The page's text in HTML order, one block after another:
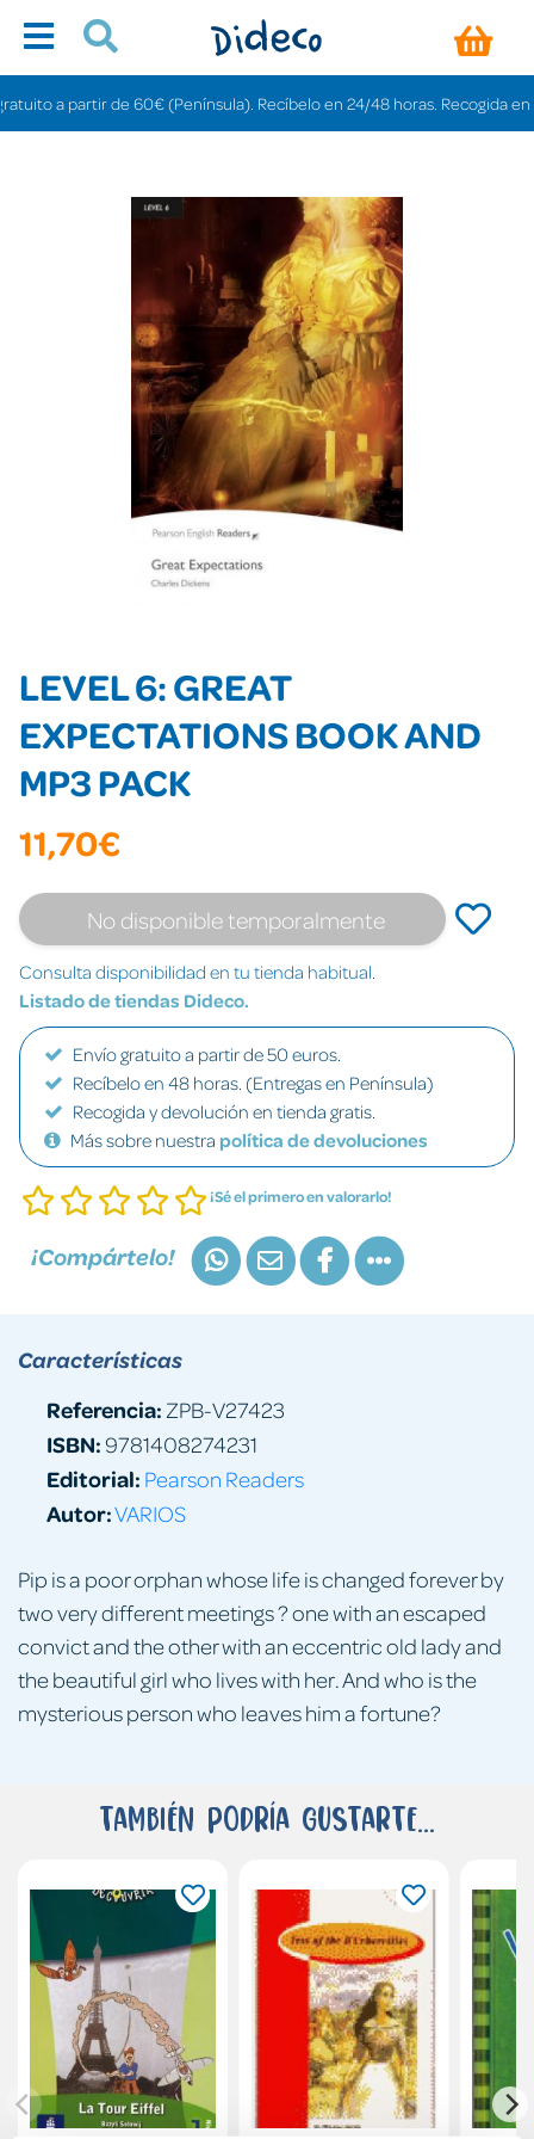
a partir de 60€ (Península). Recíbelo en 24/48 horas. Recogida en
LEVEL 6: GREAT
EXPECTATIONS BOOK AND
MP3 PACK
11,70€
No disponible temporalmente
Consulta disponibilidad en tu tienda habitual.
Listado de tiendas Dideco.
Envío gratuito a partir de 50 euros.
Recíbelo en 48 horas. (Entregas en Península)
Recogida y devolución en tienda gratis.
Más sobre nuestra política de devoluciones
¡Sé el primero en valorarlo!
¡Compártelo!
Pip is a poor orphan whose life is changed forever by
two very different meetings ? one with an escaped
convict and the other with an eccentric old lady and
the beautiful girl who lives with her. And who is the
mysterious person who leaves him a fortune?
Características
Referencia: ZPB-V27423
ISBN:9781408274231
Editorial: Pearson Readers
Autor:VARIOS
También podría gustarte...